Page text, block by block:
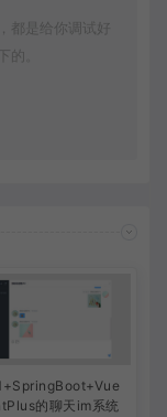
都是给你调试好
的。
的聊天im系统